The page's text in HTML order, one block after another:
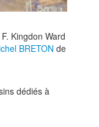
Kingdon Ward
BRETON de
dédiés à